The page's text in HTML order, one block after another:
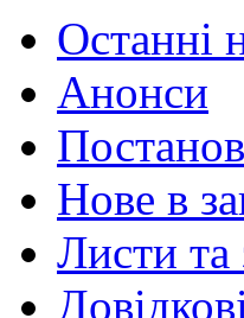
Останні
Анонси
Нове в
Листи та